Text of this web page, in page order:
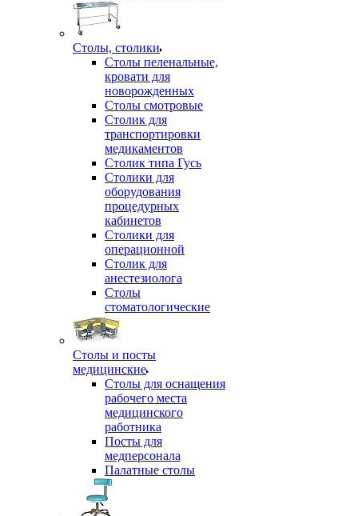
Столы, столики
Столы пеленальные,
кровати для
новорожденных
Столы смотровые
Столик для
транспортировки
медикаментов
Столик типа Гусь
Столики для
оборудования
процедурных
кабинетов
Столики для
операционной
Столик для
анестезиолога
Столы
стоматологические
Столы и посты
медицинские
Столы для оснащения
рабочего места
медицинского
работника
Посты для
медперсонала
Палатные столы